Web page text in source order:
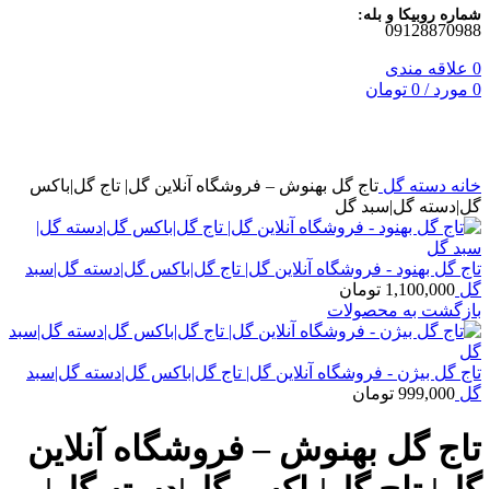
شماره روبیکا و بله:
09128870988
0 علاقه مندی
0 مورد /
0 تومان
خانه دسته گل تاج گل بهنوش – فروشگاه آنلاین گل| تاج گل|باکس
گل|دسته گل|سبد گل
تاج گل بهنود - فروشگاه آنلاین گل| تاج گل|باکس گل|دسته گل|سبد
گل 1,100,000 تومان
بازگشت به محصولات
تاج گل بیژن - فروشگاه آنلاین گل| تاج گل|باکس گل|دسته گل|سبد
گل 999,000 تومان
تاج گل بهنوش – فروشگاه آنلاین